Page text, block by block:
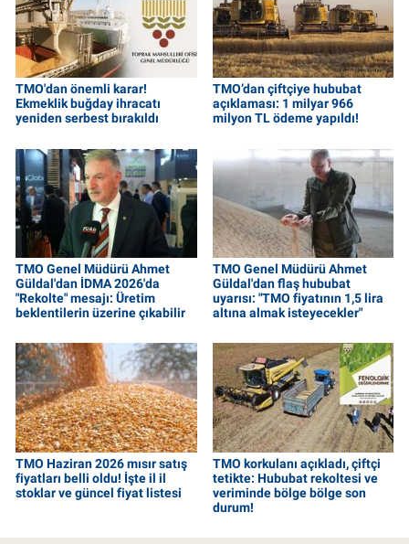
TMO'dan önemli karar!
Ekmeklik buğday ihracatı
yeniden serbest bırakıldı
TMO’dan çiftçiye hububat
açıklaması: 1 milyar 966
milyon TL ödeme yapıldı!
TMO Genel Müdürü Ahmet
Güldal'dan İDMA 2026'da
"Rekolte" mesajı: Üretim
beklentilerin üzerine çıkabilir
TMO Genel Müdürü Ahmet
Güldal'dan flaş hububat
uyarısı: "TMO fiyatının 1,5 lira
altına almak isteyecekler"
TMO Haziran 2026 mısır satış
fiyatları belli oldu! İşte il il
stoklar ve güncel fiyat listesi
TMO korkulanı açıkladı, çiftçi
tetikte: Hububat rekoltesi ve
veriminde bölge bölge son
durum!